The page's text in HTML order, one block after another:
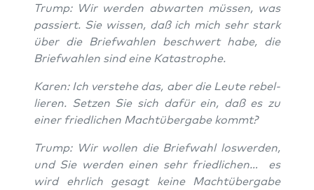
Trump: Wir wer­den abwar­ten müs­sen, was
pas­siert. Sie wis­sen, daß ich mich sehr stark
über die Brief­wah­len beschwert habe, die
Brief­wah­len sind eine Katastrophe.
Karen: Ich ver­ste­he das, aber die Leu­te rebel­
lie­ren. Set­zen Sie sich dafür ein, daß es zu
einer fried­li­chen Macht­über­ga­be kommt?
Trump: Wir wol­len die Brief­wahl los­wer­den,
und Sie wer­den einen sehr fried­li­chen… es
wird ehr­lich gesagt kei­ne Macht­über­ga­be